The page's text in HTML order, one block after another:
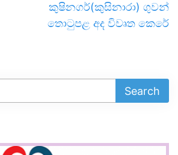
කුෂිනගර්(කුසිනාරා) ගුවන්
තොටුපළ අද විවෘත කෙරේ